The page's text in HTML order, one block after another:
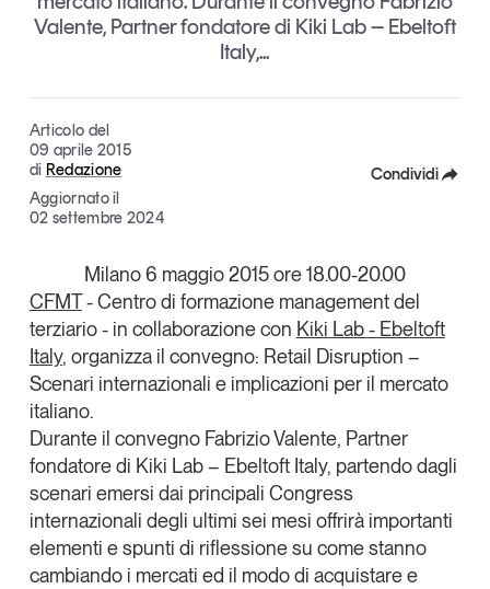
Opinioni
Il Numero
Interviste
Comunicati stampa
Video
Podcast
Eventi e formazione
Tutti gli appuntamenti
Chi siamo
Newsletter
Contatti
Tendenze Journal
La nostra newsletter nella tua email
Iscriviti
Valente, Partner fondatore di Kiki Lab – Ebeltoft
Italy,...
Articolo del
09 aprile 2015
di Redazione
Aggiornato il
02 settembre 2024
Condividi
Linkedin
Copia Link
Milano 6 maggio 2015 ore 18.00-20.00
CFMT- Centro di formazione management del
terziario - in collaborazione con Kiki Lab - Ebeltoft
Italy, organizza il convegno: Retail Disruption –
Scenari internazionali e implicazioni per il mercato
italiano.
Durante il convegno Fabrizio Valente, Partner
fondatore di Kiki Lab – Ebeltoft Italy, partendo dagli
scenari emersi dai principali Congress
internazionali degli ultimi sei mesi offrirà importanti
elementi e spunti di riflessione su come stanno
cambiando i mercati ed il modo di acquistare e